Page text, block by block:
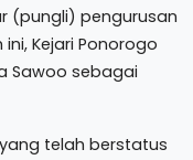
(pungli) pengurusan
Kejari Ponorogo
Sawoo sebagai
telah berstatus